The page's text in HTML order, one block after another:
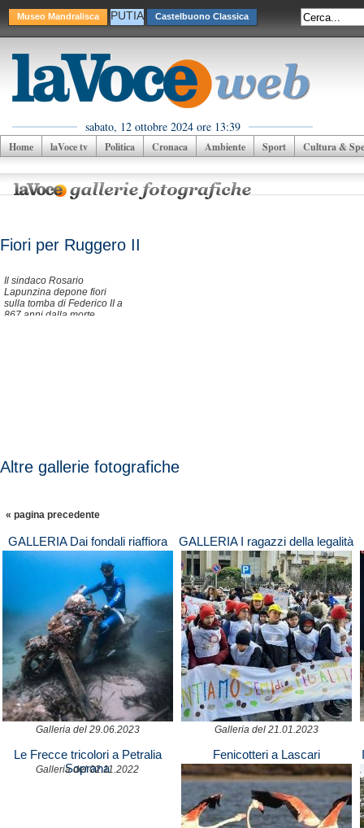
Museo Mandralisca PUTIA Castelbuono Classica
sabato, 12 ottobre 2024 ore 13:39
Home laVoce tv Politica Cronaca Ambiente Sport Cultura &
Fiori per Ruggero II
Il sindaco Rosario
Lapunzina depone fiori
sulla tomba di Federico II a
867 anni dalla morte
Altre gallerie fotografiche
« pagina precedente
GALLERIA Dai fondali riaffiora
uno scooter
Galleria del 29.06.2023
GALLERIA I ragazzi della legalità
Galleria del 21.01.2023
Le Frecce tricolori a Petralia
Soprana
Galleria del 02.11.2022
Fenicotteri a Lascari